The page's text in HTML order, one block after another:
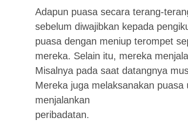
Adapun puasa secara terang-
sebelum diwajibkan kepada
puasa dengan meniup terompet
mereka. Selain itu, mereka
Misalnya pada saat datangnya
Mereka juga melaksanakan
menjalankan
peribadatan.